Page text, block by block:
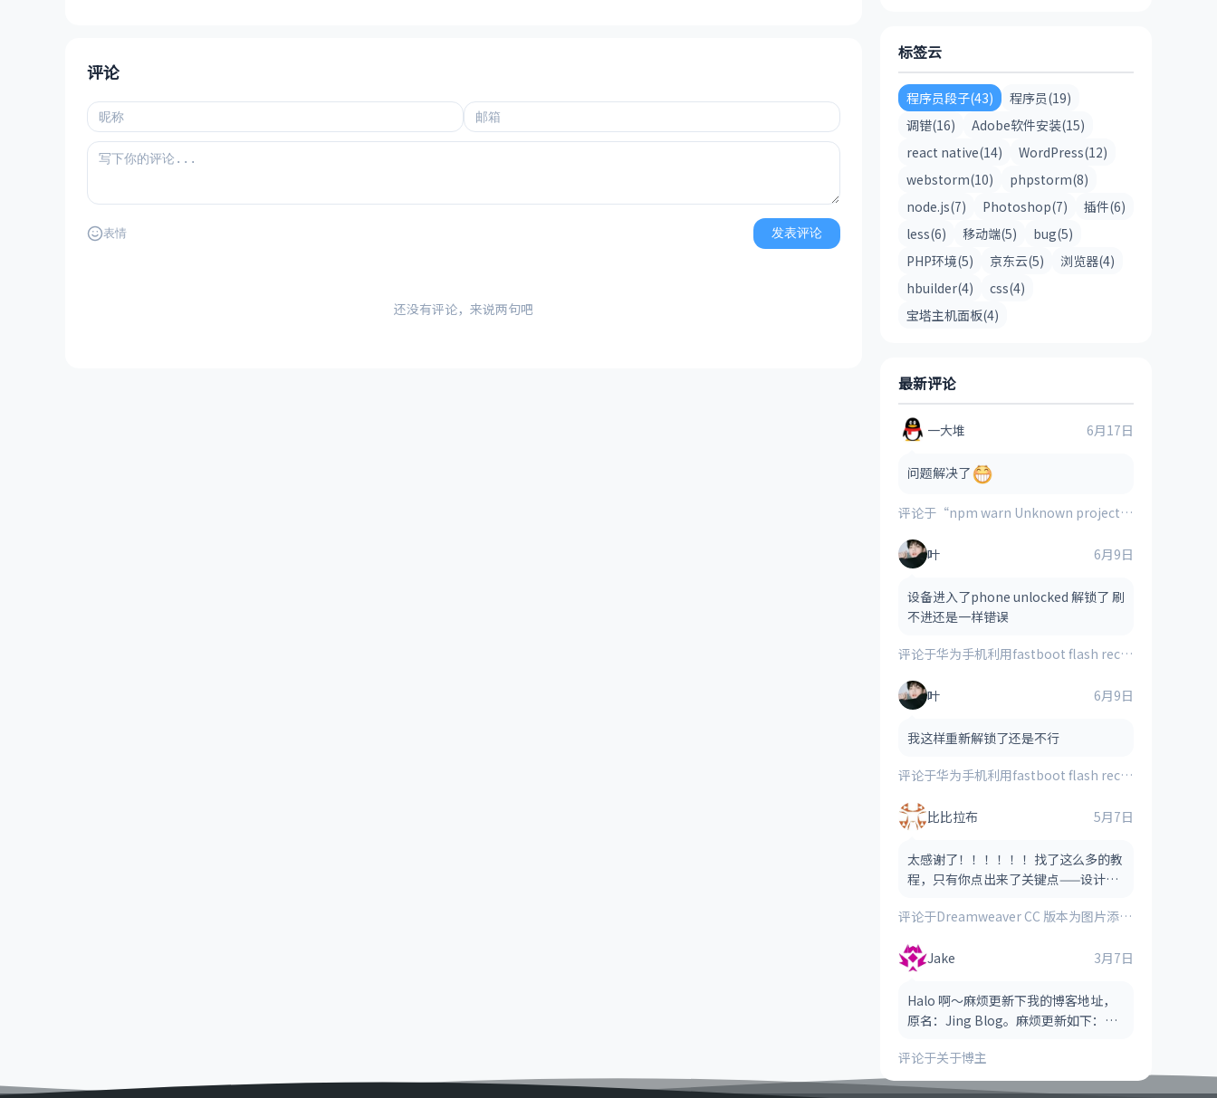
评论
表情 发表评论
还没有评论，来说两句吧
标签云
程序员段子(43)
程序员(19)
调错(16)
Adobe软件安装(15)
react native(14)
WordPress(12)
webstorm(10)
phpstorm(8)
node.js(7)
Photoshop(7)
插件(6)
less(6)
移动端(5)
bug(5)
PHP环境(5)
京东云(5)
浏览器(4)
hbuilder(4)
css(4)
宝塔主机面板(4)
最新评论
一大堆 6月17日
问题解决了
评论于 “npm warn Unknown project config “electron_mirror”. This will stop working in the next major version of npm”的解决方案
叶 6月9日
设备进入了phone unlocked 解锁了 刷
不进还是一样错误
评论于华为手机利用fastboot flash recovery_ramdisk **.img刷入的第三方recovery时提示“FAILED(remote:image verification error)”的解决方法
叶 6月9日
我这样重新解锁了还是不行
评论于华为手机利用fastboot flash recovery_ramdisk **.img刷入的第三方recovery时提示“FAILED(remote:image verification error)”的解决方法
比比拉布 5月7日
太感谢了！！！！！！找了这么多的教
程，只有你点出来了关键点——设计视
评论于Dreamweaver CC 版本为图片添加图像热点（图像地图）的方法
Jake 3月7日
Halo 啊～麻烦更新下我的博客地址，
原名：Jing Blog。麻烦更新如下：
留，看哪个风格适合） 网址：htt
评论于关于博主